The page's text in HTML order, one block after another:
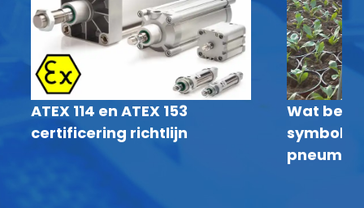
ATEX 114 en ATEX 153
certificering richtlijn
Wat